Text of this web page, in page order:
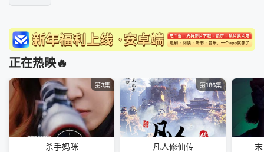
正在热映🔥
第3集
杀手妈咪
第186集
凡人修仙传